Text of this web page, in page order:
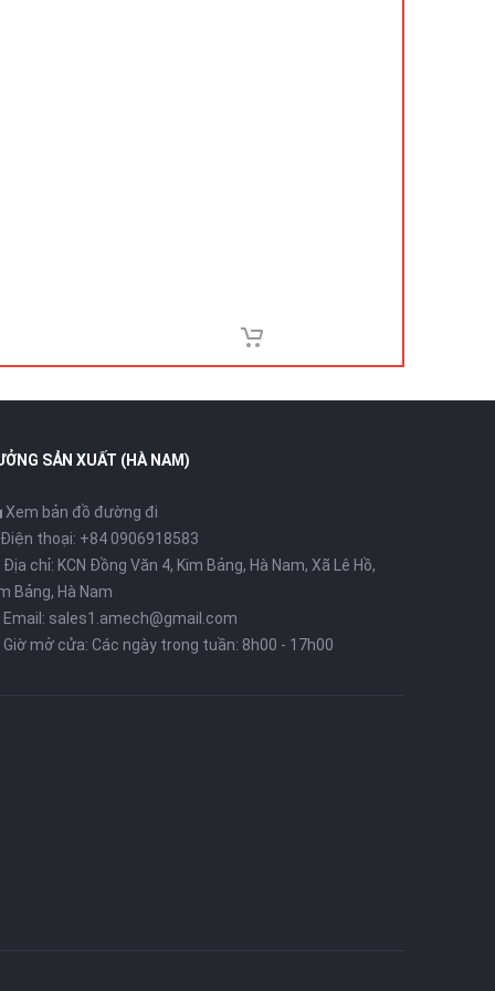
SẢN XUẤT (HÀ NAM)
Xem bản đồ đường đi
thoại: +84 0906918583
Địa chỉ: KCN Đồng Văn 4, Kim Bảng, Hà Nam, Xã Lê Hồ,
Bảng, Hà Nam
Email: sales1.amech@gmail.com
Giờ mở cửa: Các ngày trong tuần: 8h00 - 17h00